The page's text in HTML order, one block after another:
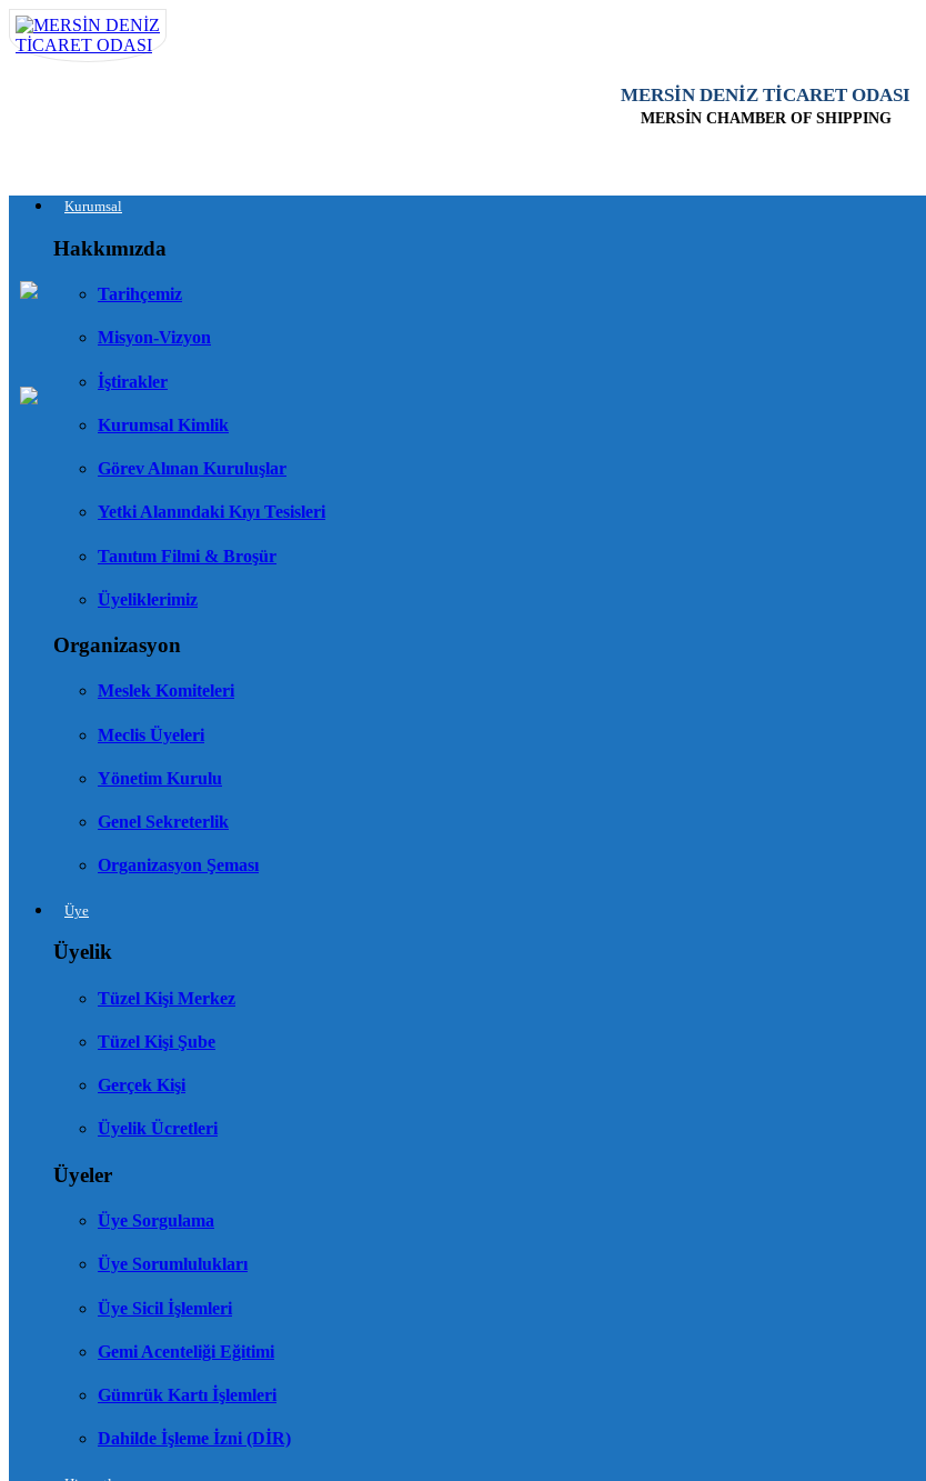
MERSİN DENİZ TİCARET ODASI
MERSİN CHAMBER OF SHIPPING
Kurumsal
Hakkımızda
Tarihçemiz
Misyon-Vizyon
İştirakler
Kurumsal Kimlik
Görev Alınan Kuruluşlar
Yetki Alanındaki Kıyı Tesisleri
Tanıtım Filmi & Broşür
Üyeliklerimiz
Organizasyon
Meslek Komiteleri
Meclis Üyeleri
Yönetim Kurulu
Genel Sekreterlik
Organizasyon Şeması
Üye
Üyelik
Tüzel Kişi Merkez
Tüzel Kişi Şube
Gerçek Kişi
Üyelik Ücretleri
Üyeler
Üye Sorgulama
Üye Sorumlulukları
Üye Sicil İşlemleri
Gemi Acenteliği Eğitimi
Gümrük Kartı İşlemleri
Dahilde İşleme İzni (DİR)